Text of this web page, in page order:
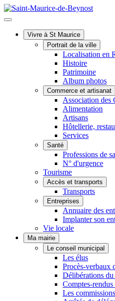
Vivre à St Maurice
Portrait de la ville
Localisation en
Histoire
Patrimoine
Album photos
Commerce et artisanat
Association des
Alimentation
Artisans
Hôtellerie,
Services
Santé
Professions de
N° d'urgence
Tourisme
Accès et transports
Transports
Entreprises
Annuaire des
Implanter son
Vie locale
Ma mairie
Le conseil municipal
Les élus
Procès-verbaux
Délibérations
Comptes-
Les commissions